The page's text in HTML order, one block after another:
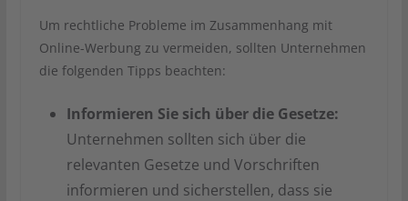
Um rechtliche Probleme im Zusammenhang mit
Online-Werbung zu vermeiden, sollten Unternehmen
die folgenden Tipps beachten:
Informieren Sie sich über die Gesetze:
Unternehmen sollten sich über die
relevanten Gesetze und Vorschriften
informieren und sicherstellen, dass sie